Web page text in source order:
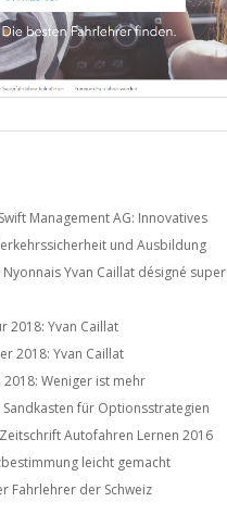
Management AG: Innovatives
und Ausbildung
Yvan Caillat désigné super
2018: Yvan Caillat
2018: Yvan Caillat
2018: Weniger ist mehr
für Optionsstrategien
Autofahren Lernen 2016
leicht gemacht
Fahrlehrer der Schweiz